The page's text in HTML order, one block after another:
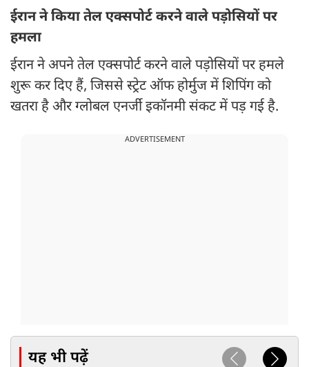
ईरान ने किया तेल एक्सपोर्ट करने वाले पड़ोसियों पर
हमला
ईरान ने अपने तेल एक्सपोर्ट करने वाले पड़ोसियों पर हमले
शुरू कर दिए हैं, जिससे स्ट्रेट ऑफ होर्मुज में शिपिंग को
खतरा है और ग्लोबल एनर्जी इकॉनमी संकट में पड़ गई है.
ADVERTISEMENT
यह भी पढ़ें